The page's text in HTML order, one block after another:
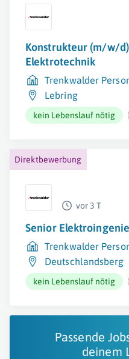
Konstrukteur (m/w/
Elektrotechnik
Trenkwalder
Lebring
kein Lebenslauf nötig
Direktbewerbung
vor 3 T
Senior
Trenkwalder
Deutschlandsberg
kein Lebenslauf nötig
Passende
deinem